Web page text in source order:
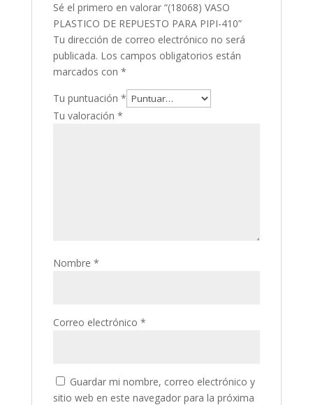
Sé el primero en valorar “(18068) VASO
PLASTICO DE REPUESTO PARA PIPI-410”
Tu dirección de correo electrónico no será
publicada. Los campos obligatorios están
marcados con *
Tu puntuación *
Tu valoración *
Nombre *
Correo electrónico *
Guardar mi nombre, correo electrónico y
sitio web en este navegador para la próxima